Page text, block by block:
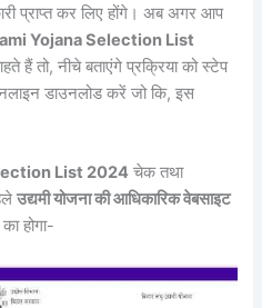
प्राप्त कर लिए होंगे। अब अगर आप
Yojana Selection List
हैं तो, नीचे बताएंगे प्रक्रिया को स्टेप
डाउनलोड करें जो कि, इस
List 2024 चेक तथा
उद्यमी योजना की आधिकारिक वेबसाइट
होगा-